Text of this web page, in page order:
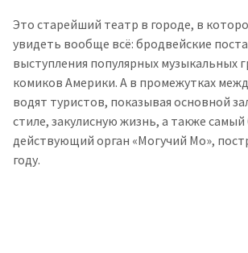
Это старейший театр в городе, в
увидеть вообще всё: бродвейские
выступления популярных музыкальных
комиков Америки. А в промежутках
водят туристов, показывая основной
стиле, закулисную жизнь, а также
действующий орган «Могучий Мо»,
году.